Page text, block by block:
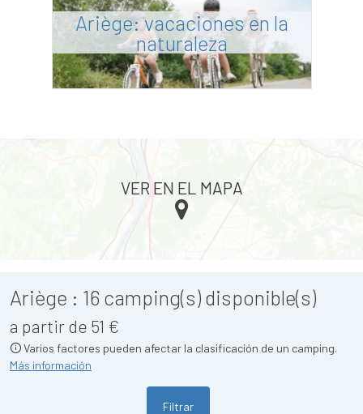
Ariège: vacaciones en la
naturaleza
Ariège : 16 camping(s) disponible(s)
a partir de 51 €
Varios factores pueden afectar la clasificación de un camping.
Más información
Filtrar
VER EN EL MAPA